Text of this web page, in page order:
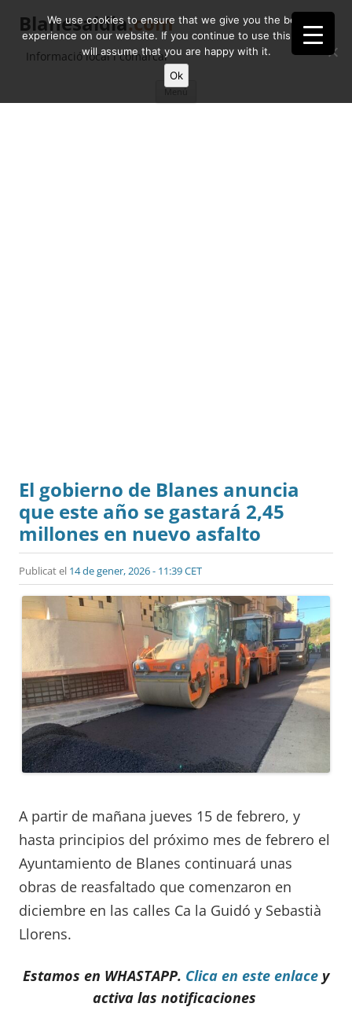
Blanesaldia.com
Informació local i comarcal
contingut
El gobierno de Blanes anuncia
que este año se gastará 2,45
millones en nuevo asfalto
Publicat el 14 de gener, 2026 - 11:39 CET
A partir de mañana jueves 15 de febrero, y
hasta principios del próximo mes de febrero el
Ayuntamiento de Blanes continuará unas
obras de reasfaltado que comenzaron en
diciembre en las calles Ca la Guidó y Sebastià
Llorens.
Estamos en WHASTAPP. Clica en este enlace y
activa las notificaciones
We use cookies to ensure that we give you the best
experience on our website. If you continue to use this site we
will assume that you are happy with it.
Ok